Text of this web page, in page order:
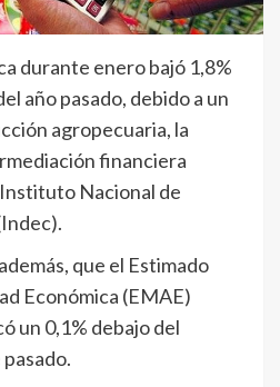
durante enero bajó 1,8%
año pasado, debido a un
agropecuaria, la
financiera
Nacional de
que el Estimado
Económica (EMAE)
un 0,1% debajo del